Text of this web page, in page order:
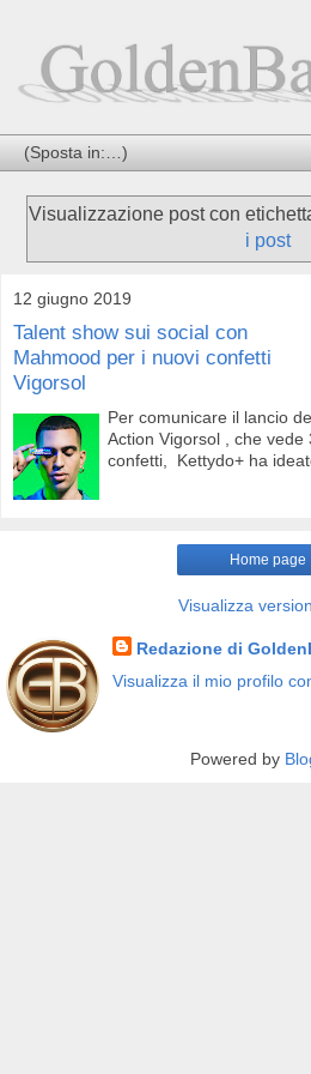
Visualizzazione post con
i post
12 giugno 2019
Talent show sui social con
Mahmood per i nuovi confetti
Vigorsol
Per comunicare il lancio
Action Vigorsol , che
confetti, Kettydo+ ha
Home page
Visualizza
Redazione di
Visualizza il mio profilo
Powered by